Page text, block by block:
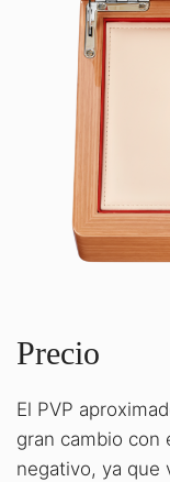
Precio
El PVP
gran cambio con
negativo, ya que